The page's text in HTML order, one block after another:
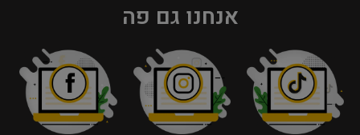
אנחנו גם פה